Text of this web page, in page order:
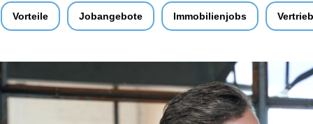
Vorteile Jobangebote Immobilienjobs Vertrieb